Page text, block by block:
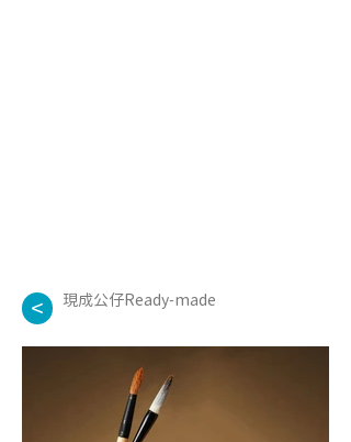
< 現成公仔Ready-made